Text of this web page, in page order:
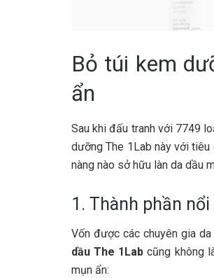
Bỏ túi kem
ẩn
Sau khi đấu tranh với 7749
dưỡng The 1Lab này với
nàng nào sở hữu làn da dầu
1. Thành phần
Vốn được các chuyên gia
dầu The 1Lab cũng không
mụn ẩn: